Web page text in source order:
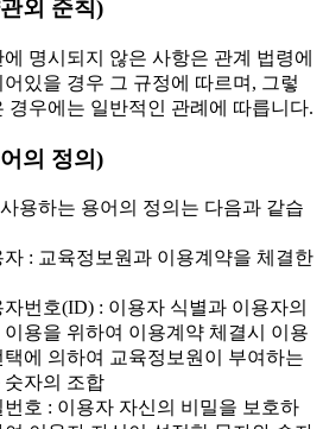
외 준칙)
에 명시되지 않은 사항은 관계 법령에
어있을 경우 그 규정에 따르며, 그렇
경우에는 일반적인 관례에 따릅니다.
의 정의)
용하는 용어의 정의는 다음과 같습
: 교육정보원과 이용계약을 체결한
번호(ID) : 이용자 식별과 이용자의
이용을 위하여 이용계약 체결시 이용
택에 의하여 교육정보원이 부여하는
숫자의 조합
호 : 이용자 자신의 비밀을 보호하